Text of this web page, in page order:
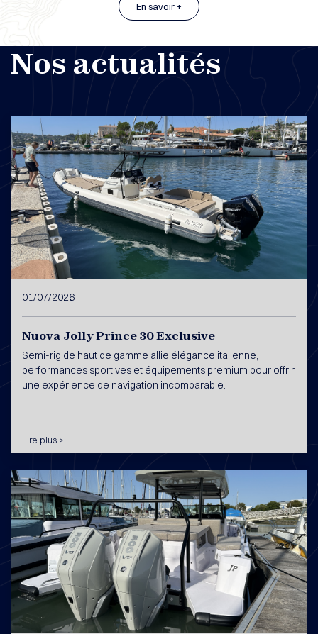
En savoir +
Nos actualités
01/07/2026
Nuova Jolly Prince 30 Exclusive
Semi-rigide haut de gamme allie élégance italienne,
performances sportives et équipements premium pour offrir
une expérience de navigation incomparable.
Lire plus >